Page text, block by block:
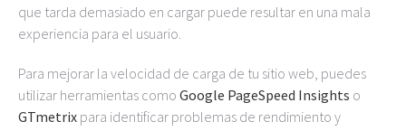
que tarda demasiado en cargar puede resultar en una mala
experiencia para el usuario.
Para mejorar la velocidad de carga de tu sitio web, puedes
utilizar herramientas como Google PageSpeed Insights o
GTmetrix para identificar problemas de rendimiento y